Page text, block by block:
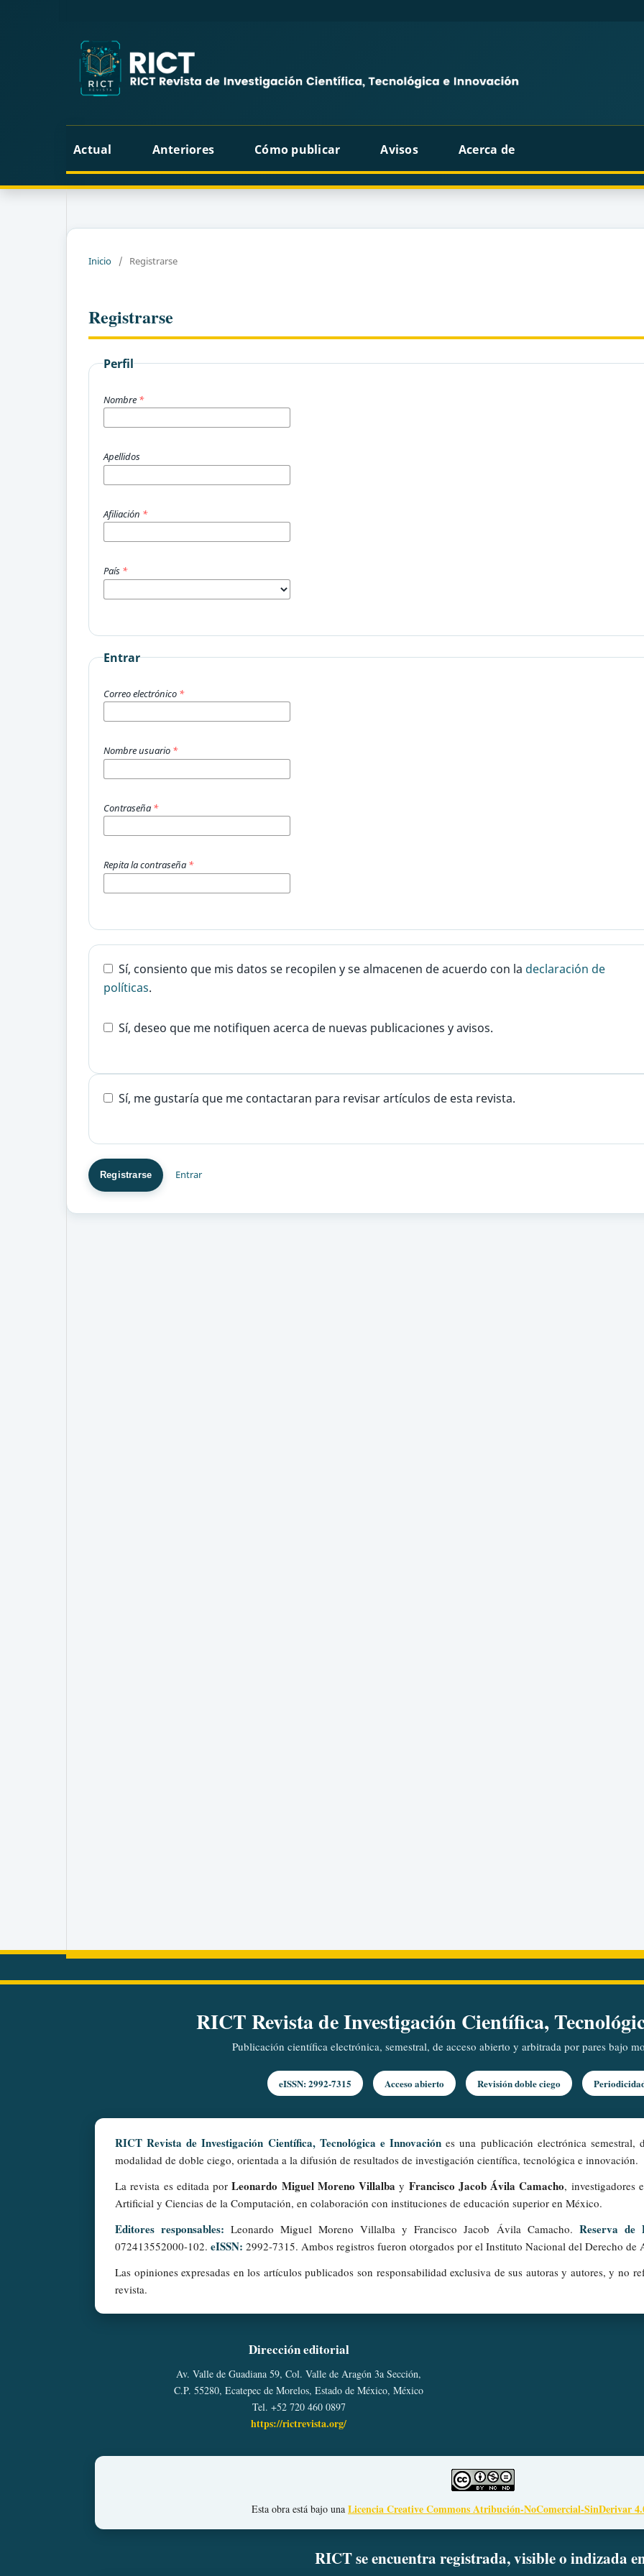
Actual Anteriores Cómo publicar Avisos Acerca de
Inicio / Registrarse
Registrarse
Perfil
Nombre *
Apellidos
Afiliación *
País *
Entrar
Correo electrónico *
Nombre usuario *
Contraseña *
Repita la contraseña *
Sí, consiento que mis datos se recopilen y se almacenen de acuerdo con la declaración de
políticas.
Sí, deseo que me notifiquen acerca de nuevas publicaciones y avisos.
Sí, me gustaría que me contactaran para revisar artículos de esta revista.
Registrarse Entrar
RICT Revista de Investigación Científica,
Publicación científica electrónica, semestral, de acceso abierto y arbitrada por pares bajo
eISSN: 2992-7315 Acceso abierto Revisión doble ciego
RICT Revista de Investigación Científica, Tecnológica e Innovación es una publicación electrónica semestral,
modalidad de doble ciego, orientada a la difusión de resultados de investigación científica, tecnológica e innovación.
La revista es editada porLeonardo Miguel Moreno Villalba y Francisco Jacob Ávila Camacho, investigadores
Artificial y Ciencias de la Computación, en colaboración con instituciones de educación superior en México.
Editores responsables: Leonardo Miguel Moreno Villalba y Francisco Jacob Ávila Camacho. Reserva de
072413552000-102. eISSN: 2992-7315. Ambos registros fueron otorgados por el Instituto Nacional del Derecho de
Las opiniones expresadas en los artículos publicados son responsabilidad exclusiva de sus autoras y autores, y no
revista.
Dirección editorial
Av. Valle de Guadiana 59, Col. Valle de Aragón 3a Sección,
C.P. 55280, Ecatepec de Morelos, Estado de México, México
Tel. +52 720 460 0897
https://rictrevista.org/
Esta obra está bajo una Licencia Creative Commons Atribución-NoComercial-SinDerivar
RICT se encuentra registrada, visible o indizada